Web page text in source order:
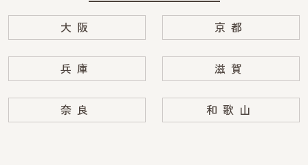
大阪 京都
兵庫 滋賀
奈良 和歌山